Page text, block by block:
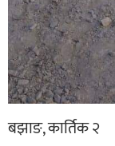
बझाङ, कार्तिक २